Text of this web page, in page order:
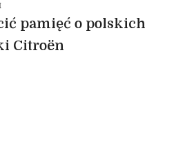
pamięć o polskich
Citroën